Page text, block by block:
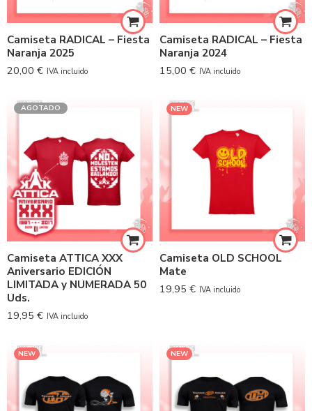
Camiseta RADICAL – Fiesta
Naranja 2025
20,00 € IVA incluido
Camiseta RADICAL – Fiesta
Naranja 2024
15,00 € IVA incluido
AGOTADO
Camiseta ATTICA XXX
Aniversario EDICIÓN
LIMITADA y NUMERADA 50
Uds.
19,95 € IVA incluido
NEW
Camiseta OLD SCHOOL
Mate
19,95 € IVA incluido
NEW NEW